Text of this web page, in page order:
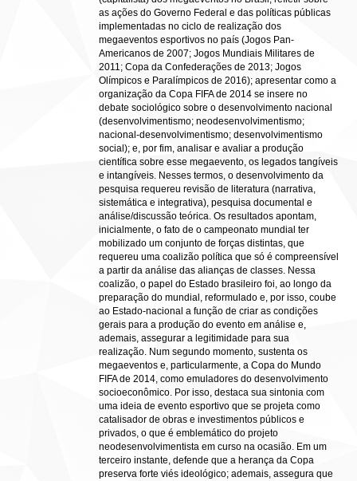
as ações do Governo Federal e das políticas públicas
implementadas no ciclo de realização dos
megaeventos esportivos no país (Jogos Pan-
Americanos de 2007; Jogos Mundiais Militares de
2011; Copa da Confederações de 2013; Jogos
Olímpicos e Paralímpicos de 2016); apresentar como a
organização da Copa FIFA de 2014 se insere no
debate sociológico sobre o desenvolvimento nacional
(desenvolvimentismo; neodesenvolvimentismo;
nacional-desenvolvimentismo; desenvolvimentismo
social); e, por fim, analisar e avaliar a produção
científica sobre esse megaevento, os legados tangíveis
e intangíveis. Nesses termos, o desenvolvimento da
pesquisa requereu revisão de literatura (narrativa,
sistemática e integrativa), pesquisa documental e
análise/discussão teórica. Os resultados apontam,
inicialmente, o fato de o campeonato mundial ter
mobilizado um conjunto de forças distintas, que
requereu uma coalizão política que só é compreensível
a partir da análise das alianças de classes. Nessa
coalizão, o papel do Estado brasileiro foi, ao longo da
preparação do mundial, reformulado e, por isso, coube
ao Estado-nacional a função de criar as condições
gerais para a produção do evento em análise e,
ademais, assegurar a legitimidade para sua
realização. Num segundo momento, sustenta os
megaeventos e, particularmente, a Copa do Mundo
FIFA de 2014, como emuladores do desenvolvimento
socioeconômico. Por isso, destaca sua sintonia com
uma ideia de evento esportivo que se projeta como
catalisador de obras e investimentos públicos e
privados, o que é emblemático do projeto
neodesenvolvimentista em curso na ocasião. Em um
terceiro instante, defende que a herança da Copa
preserva forte viés ideológico; ademais, assegura que